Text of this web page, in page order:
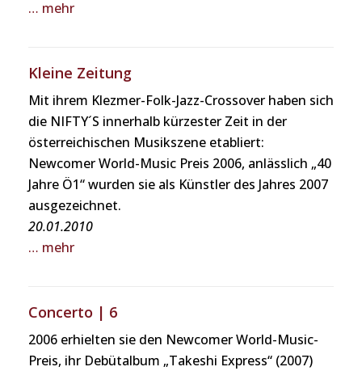
… mehr
Kleine Zeitung
Mit ihrem Klezmer-Folk-Jazz-Crossover haben sich
die NIFTY´S innerhalb kürzester Zeit in der
österreichischen Musikszene etabliert:
Newcomer World-Music Preis 2006, anlässlich „40
Jahre Ö1“ wurden sie als Künstler des Jahres 2007
ausgezeichnet.
20.01.2010
… mehr
Concerto | 6
2006 erhielten sie den Newcomer World-Music-
Preis, ihr Debütalbum „Takeshi Express“ (2007)